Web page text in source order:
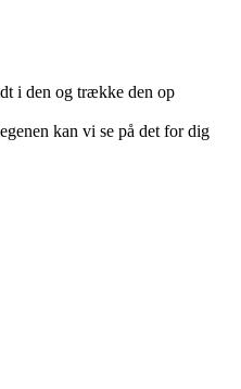
i den og trække den op
kan vi se på det for dig